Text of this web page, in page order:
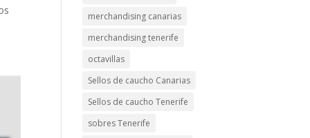
merchandising canarias
merchandising tenerife
octavillas
Sellos de caucho Canarias
Sellos de caucho Tenerife
sobres Tenerife